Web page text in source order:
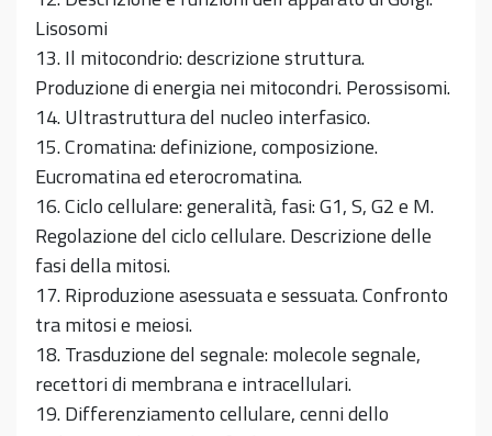
Lisosomi
13. Il mitocondrio: descrizione struttura.
Produzione di energia nei mitocondri. Perossisomi.
14. Ultrastruttura del nucleo interfasico.
15. Cromatina: definizione, composizione.
Eucromatina ed eterocromatina.
16. Ciclo cellulare: generalità, fasi: G1, S, G2 e M.
Regolazione del ciclo cellulare. Descrizione delle
fasi della mitosi.
17. Riproduzione asessuata e sessuata. Confronto
tra mitosi e meiosi.
18. Trasduzione del segnale: molecole segnale,
recettori di membrana e intracellulari.
19. Differenziamento cellulare, cenni dello